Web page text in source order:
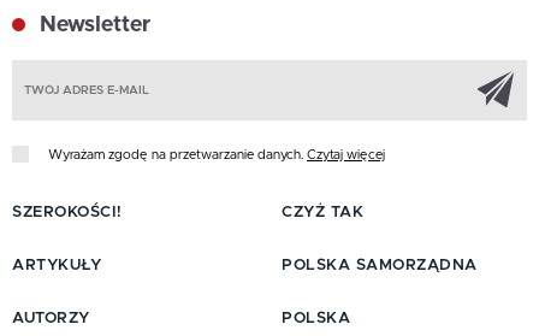
Newsletter
Wyrażam zgodę na przetwarzanie danych. Czytaj więcej
SZEROKOŚCI!
ARTYKUŁY
AUTORZY
CZYŻ TAK
POLSKA SAMORZĄDNA
POLSKA